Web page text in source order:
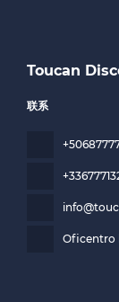
Toucan
联系
Oficentro